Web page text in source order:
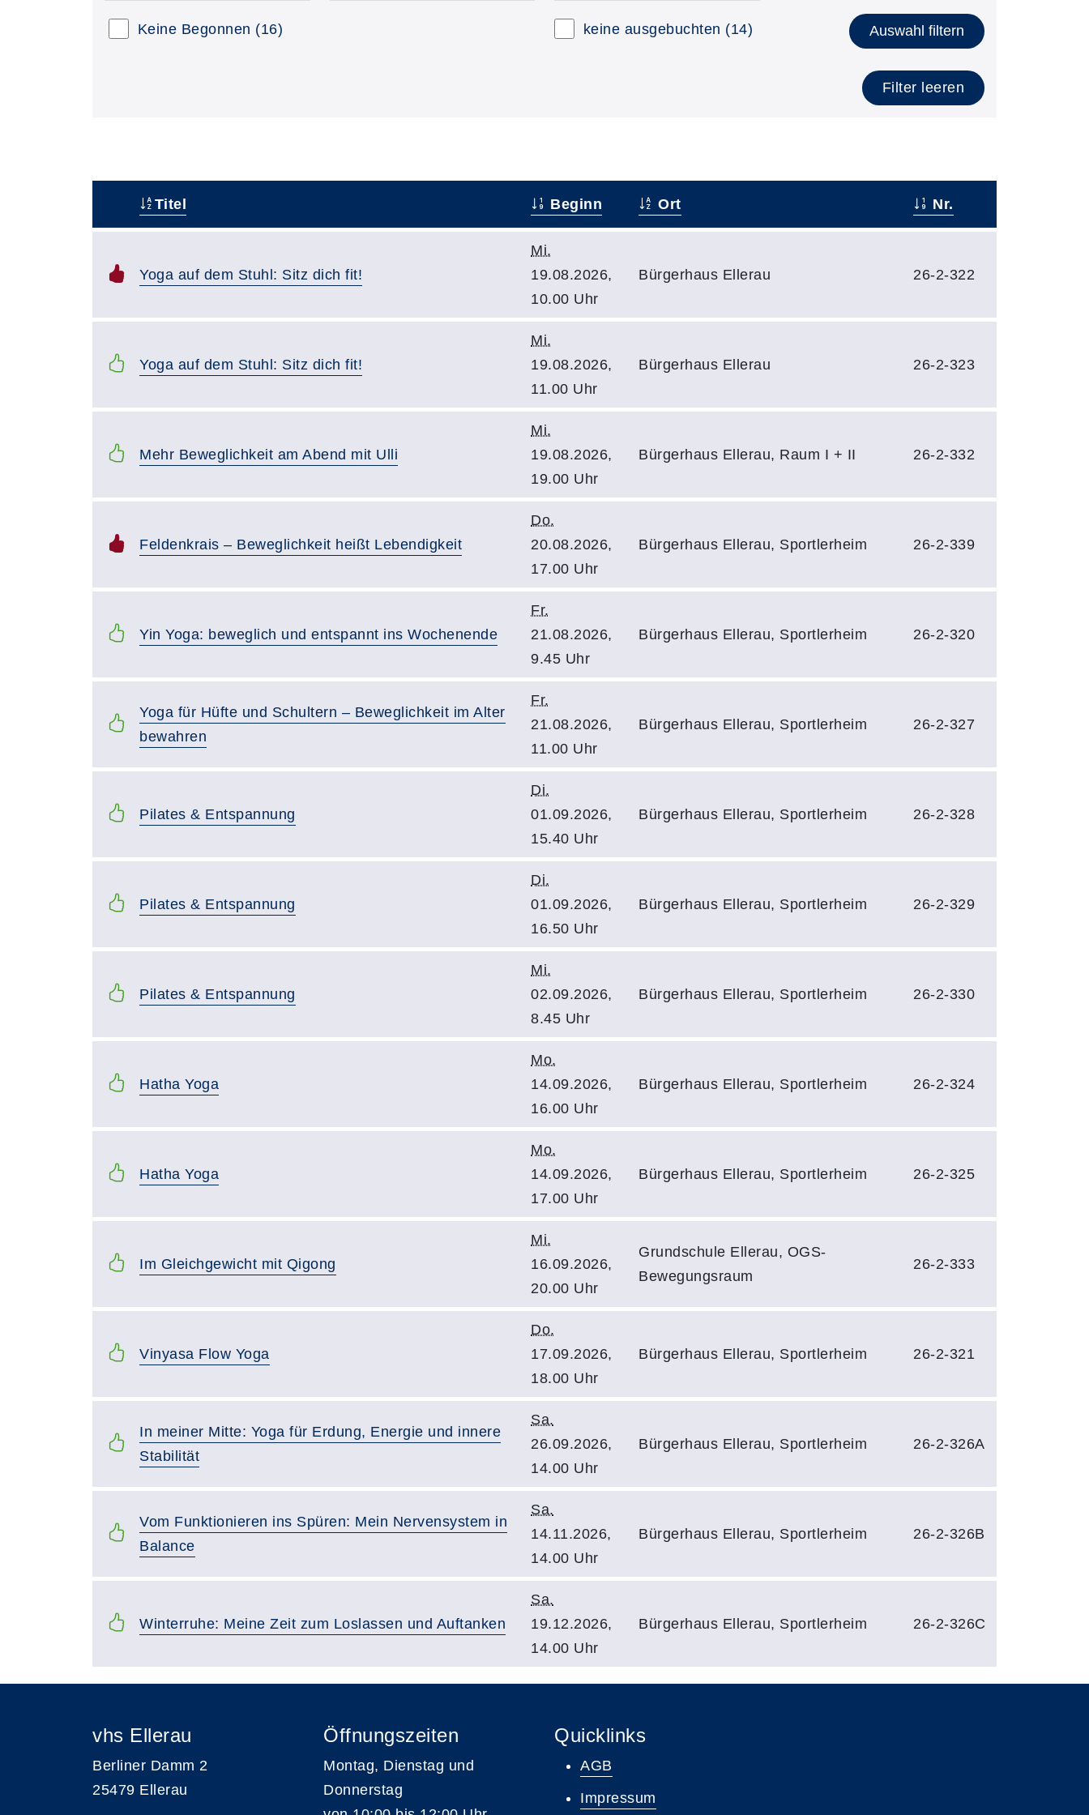
Keine Begonnen (16) keine ausgebuchten (14) Auswahl filtern
Filter leeren
Titel Beginn Ort Nr.
Yoga auf dem Stuhl: Sitz dich fit!
Mi.
19.08.2026,
10.00 Uhr
Bürgerhaus Ellerau 26-2-322
Yoga auf dem Stuhl: Sitz dich fit!
Mi.
19.08.2026,
11.00 Uhr
Bürgerhaus Ellerau 26-2-323
Mehr Beweglichkeit am Abend mit Ulli
Mi.
19.08.2026,
19.00 Uhr
Bürgerhaus Ellerau, Raum I + II 26-2-332
Feldenkrais – Beweglichkeit heißt Lebendigkeit
Do.
20.08.2026,
17.00 Uhr
Bürgerhaus Ellerau, Sportlerheim 26-2-339
Yin Yoga: beweglich und entspannt ins Wochenende
Fr.
21.08.2026,
9.45 Uhr
Bürgerhaus Ellerau, Sportlerheim 26-2-320
Yoga für Hüfte und Schultern – Beweglichkeit im Alter
bewahren
Fr.
21.08.2026,
11.00 Uhr
Bürgerhaus Ellerau, Sportlerheim 26-2-327
Pilates & Entspannung
Di.
01.09.2026,
15.40 Uhr
Bürgerhaus Ellerau, Sportlerheim 26-2-328
Pilates & Entspannung
Di.
01.09.2026,
16.50 Uhr
Bürgerhaus Ellerau, Sportlerheim 26-2-329
Pilates & Entspannung
Mi.
02.09.2026,
8.45 Uhr
Bürgerhaus Ellerau, Sportlerheim 26-2-330
Hatha Yoga
Mo.
14.09.2026,
16.00 Uhr
Bürgerhaus Ellerau, Sportlerheim 26-2-324
Hatha Yoga
Mo.
14.09.2026,
17.00 Uhr
Bürgerhaus Ellerau, Sportlerheim 26-2-325
Im Gleichgewicht mit Qigong
Mi.
16.09.2026,
20.00 Uhr
Grundschule Ellerau, OGS-
Bewegungsraum
26-2-333
Vinyasa Flow Yoga
Do.
17.09.2026,
18.00 Uhr
Bürgerhaus Ellerau, Sportlerheim 26-2-321
In meiner Mitte: Yoga für Erdung, Energie und innere
Stabilität
Sa.
26.09.2026,
14.00 Uhr
Bürgerhaus Ellerau, Sportlerheim 26-2-326A
Vom Funktionieren ins Spüren: Mein Nervensystem in
Balance
Sa.
14.11.2026,
14.00 Uhr
Bürgerhaus Ellerau, Sportlerheim 26-2-326B
Winterruhe: Meine Zeit zum Loslassen und Auftanken
Sa.
19.12.2026,
14.00 Uhr
Bürgerhaus Ellerau, Sportlerheim 26-2-326C
vhs Ellerau
Berliner Damm 2
25479 Ellerau
Öffnungszeiten
Montag, Dienstag und
Donnerstag
Quicklinks
AGB
Impressum